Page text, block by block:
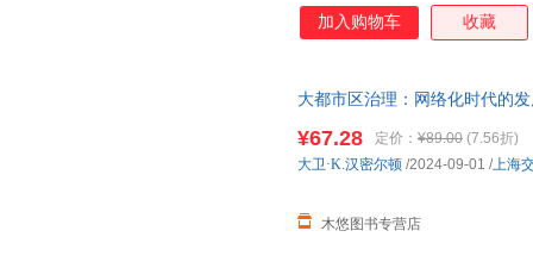
加入购物车 收藏
大都市区治理：网络化时代的
¥67.28 定价： ¥89.00 (7.56折)
木悠图书专营店
大卫·K.汉密尔顿 /2024-09-01 /上海